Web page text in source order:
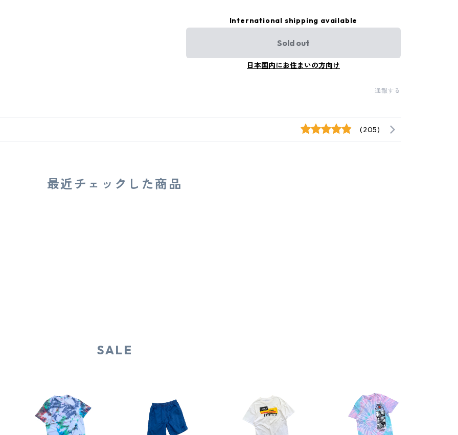
International shipping available
Sold out
日本国内にお住まいの方向け
通報する
(205)
最近チェックした商品
SALE